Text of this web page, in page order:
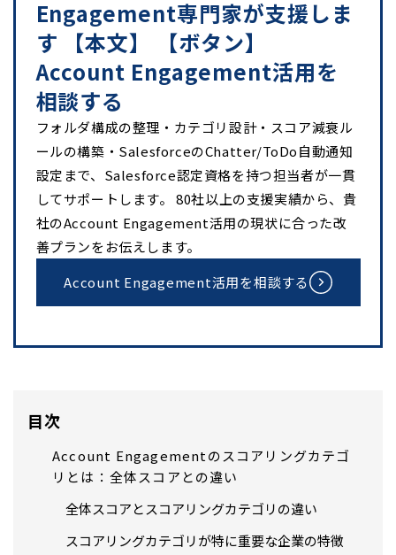
Engagement専門家が支援しま
す 【本文】 【ボタン】
Account Engagement活用を
相談する
フォルダ構成の整理・カテゴリ設計・スコア減衰ル
ールの構築・SalesforceのChatter/ToDo自動通知
設定まで、Salesforce認定資格を持つ担当者が一貫
してサポートします。 80社以上の支援実績から、貴
社のAccount Engagement活用の現状に合った改
善プランをお伝えします。
Account Engagement活用を相談する
目次
Account Engagementのスコアリングカテゴ
リとは：全体スコアとの違い
全体スコアとスコアリングカテゴリの違い
スコアリングカテゴリが特に重要な企業の特徴